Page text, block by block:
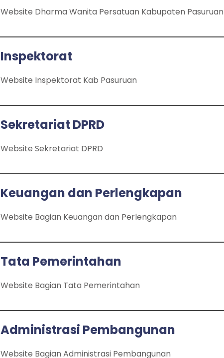
Website Dharma Wanita Persatuan Kabupaten Pasuruan
Inspektorat
Website Inspektorat Kab Pasuruan
Sekretariat DPRD
Website Sekretariat DPRD
Keuangan dan Perlengkapan
Website Bagian Keuangan dan Perlengkapan
Tata Pemerintahan
Website Bagian Tata Pemerintahan
Administrasi Pembangunan
Website Bagian Administrasi Pembangunan